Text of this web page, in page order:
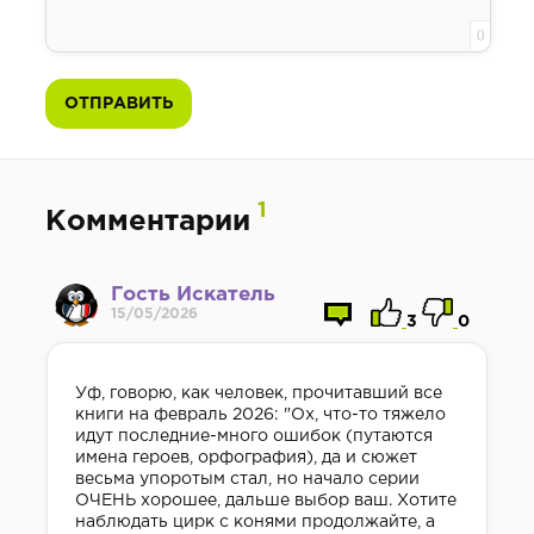
0
ОТПРАВИТЬ
Комментарии 1
Гость Искатель
15/05/2026
3 0
Уф, говорю, как человек, прочитавший все
книги на февраль 2026: "Ох, что-то тяжело
идут последние-много ошибок (путаются
имена героев, орфография), да и сюжет
весьма упоротым стал, но начало серии
ОЧЕНЬ хорошее, дальше выбор ваш. Хотите
наблюдать цирк с конями продолжайте, а